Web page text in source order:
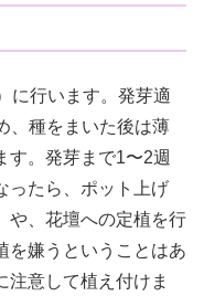
に行います。発芽適
、種をまいた後は薄
す。発芽まで1〜2週
ったら、ポット上げ
や、花壇への定植を行
を嫌うということはあ
注意して植え付けま